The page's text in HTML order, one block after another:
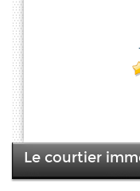
Le courtier